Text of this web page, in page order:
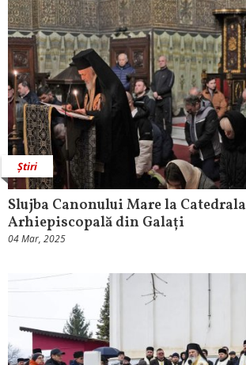
Știri
Slujba Canonului Mare la Catedrala
Arhiepiscopală din Galați
04 Mar, 2025